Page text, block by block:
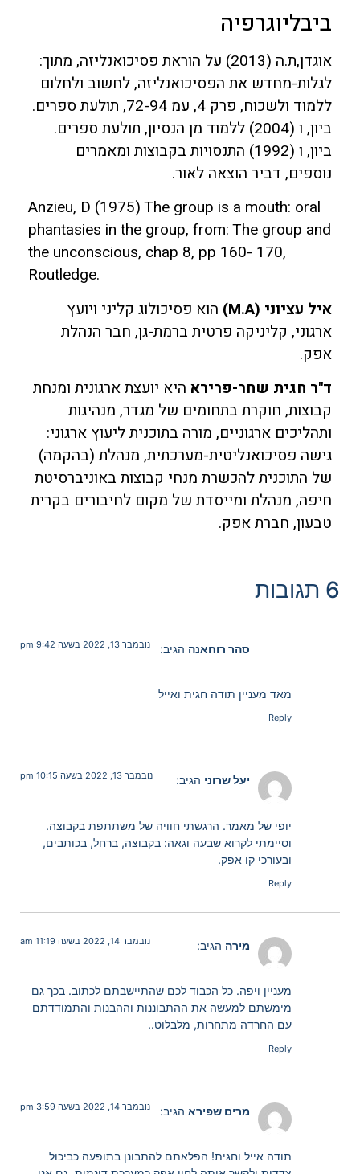
ביבליוגרפיה
אוגדן,ת.ה (2013) על הוראת פסיכואנליזה, מתוך:
לגלות-מחדש את הפסיכואנליזה, לחשוב ולחלום
ללמוד ולשכוח, פרק 4, עמ 72-94, תולעת ספרים.
ביון, ו (2004) ללמוד מן הנסיון, תולעת ספרים.
ביון, ו (1992) התנסויות בקבוצות ומאמרים
נוספים, דביר הוצאה לאור.
Anzieu, D (1975) The group is a mouth: oral
phantasies in the group, from: The group and
the unconscious, chap 8, pp 160- 170,
Routledge.
איל עציוני (M.A)
הוא פסיכולוג קליני ויועץ
ארגוני, קליניקה פרטית ברמת-גן, חבר הנהלת
אפק.
ד"ר חגית שחר-פרירא היא יועצת ארגונית ומנחת
קבוצות, חוקרת בתחומים של מגדר, מנהיגות
ותהליכים ארגוניים, מורה בתוכנית ליעוץ ארגוני:
גישה פסיכואנליטית-מערכתית, מנהלת (בהקמה)
של התוכנית להכשרת מנחי קבוצות באוניברסיטת
חיפה, מנהלת ומייסדת של מקום לחיבורים בקרית
טבעון, חברת אפק.
6 תגובות
סהר רוחאנה הגיב: נובמבר 13, 2022 בשעה 9:42 pm
מאד מעניין תודה חגית ואייל
Reply
יעל שרוני הגיב: נובמבר 13, 2022 בשעה 10:15 pm
יופי של מאמר. הרגשתי חוויה של משתתפת בקבוצה.
וסיימתי לקרוא שבעה וגאה: בקבוצה, ברחל, בכותבים,
ובעורכי קו אפק.
Reply
מירה הגיב: נובמבר 14, 2022 בשעה 11:19 am
מעניין ויפה. כל הכבוד לכם שהתיישבתם לכתוב. בכך גם
מימשתם למעשה את ההתבוננות וההבנות והתמודדתם
עם החרדה מתחרות, מלבלוט..
Reply
מרים שפירא הגיב: נובמבר 14, 2022 בשעה 3:59 pm
תודה אייל וחגית! הפלאתם להתבונן בתופעה כביכול